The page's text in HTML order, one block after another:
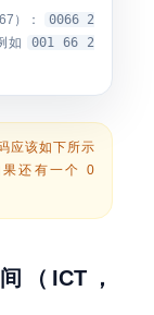
）：
0066 2
如
001 66 2
应该如下所示
果还有一个 0
（ICT，